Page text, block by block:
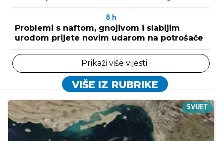
8 h
Problemi s naftom, gnojivom i slabijim
urodom prijete novim udarom na potrošače
Prikaži više vijesti
VIŠE IZ RUBRIKE
SVIJET